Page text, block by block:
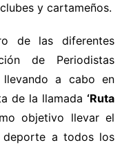
y cartameños.
de las diferentes
de Periodistas
llevando a cabo en
de la llamada‘Ruta
objetivo llevar el
deporte a todos los